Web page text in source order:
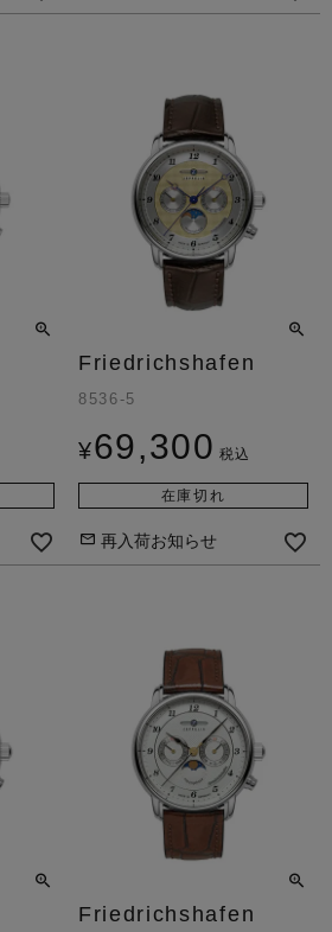
Friedrichshafen
8536-5
¥69,300 税込
在庫切れ
再入荷お知らせ
Friedrichshafen